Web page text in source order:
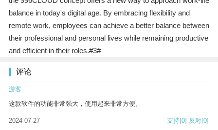
balance in today's digital age. By embracing flexibility and
remote work, employees can achieve a better balance between
their professional and personal lives while remaining productive
and efficient in their roles.#3#
评论
游客
这款软件的功能非常强大，使用起来非常方便。
2024-07-27 支持[0] 反对[0]